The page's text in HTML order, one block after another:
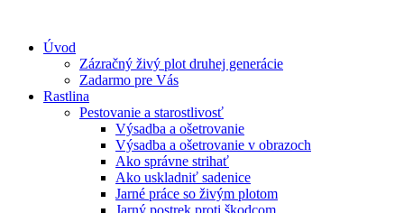
Úvod
Zázračný živý plot druhej generácie
Zadarmo pre Vás
Rastlina
Pestovanie a starostlivosť
Výsadba a ošetrovanie
Výsadba a ošetrovanie v obrazoch
Ako správne strihať
Ako uskladniť sadenice
Jarné práce so živým plotom
Jarný postrek proti škodcom